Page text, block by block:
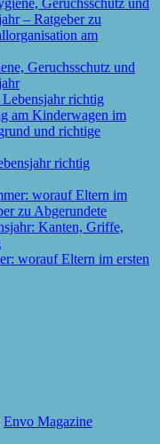
Geruchsschutz und
richtig
worauf Eltern im ersten
Envo Magazine